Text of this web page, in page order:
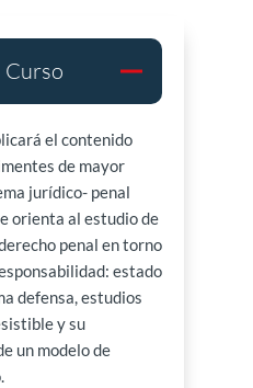
Curso
el contenido
de mayor
jurídico- penal
orienta al estudio de
penal en torno
estado
defensa, estudios
y su
un modelo de